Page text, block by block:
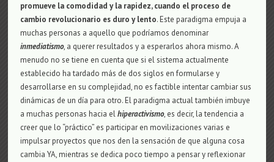
promueve la comodidad y la rapidez, cuando el proceso de
cambio revolucionario es duro y lento. Este paradigma empuja a
muchas personas a aquello que podríamos denominar
inmediatismo, a querer resultados y a esperarlos ahora mismo. A
menudo no se tiene en cuenta que si el sistema actualmente
establecido ha tardado más de dos siglos en formularse y
desarrollarse en su complejidad, no es factible intentar cambiar sus
dinámicas de un día para otro. El paradigma actual también imbuye
a muchas personas hacia elhiperactivismo, es decir, la tendencia a
creer que lo “práctico” es participar en movilizaciones varias e
impulsar proyectos que nos den la sensación de que alguna cosa
cambia YA, mientras se dedica poco tiempo a pensar y reflexionar